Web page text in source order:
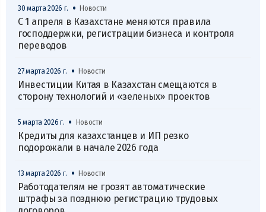
30 марта 2026 г. • Новости
С 1 апреля в Казахстане меняются правила
господдержки, регистрации бизнеса и контроля
переводов
27 марта 2026 г. • Новости
Инвестиции Китая в Казахстан смещаются в
сторону технологий и «зеленых» проектов
5 марта 2026 г. • Новости
Кредиты для казахстанцев и ИП резко
подорожали в начале 2026 года
13 марта 2026 г. • Новости
Работодателям не грозят автоматические
штрафы за позднюю регистрацию трудовых